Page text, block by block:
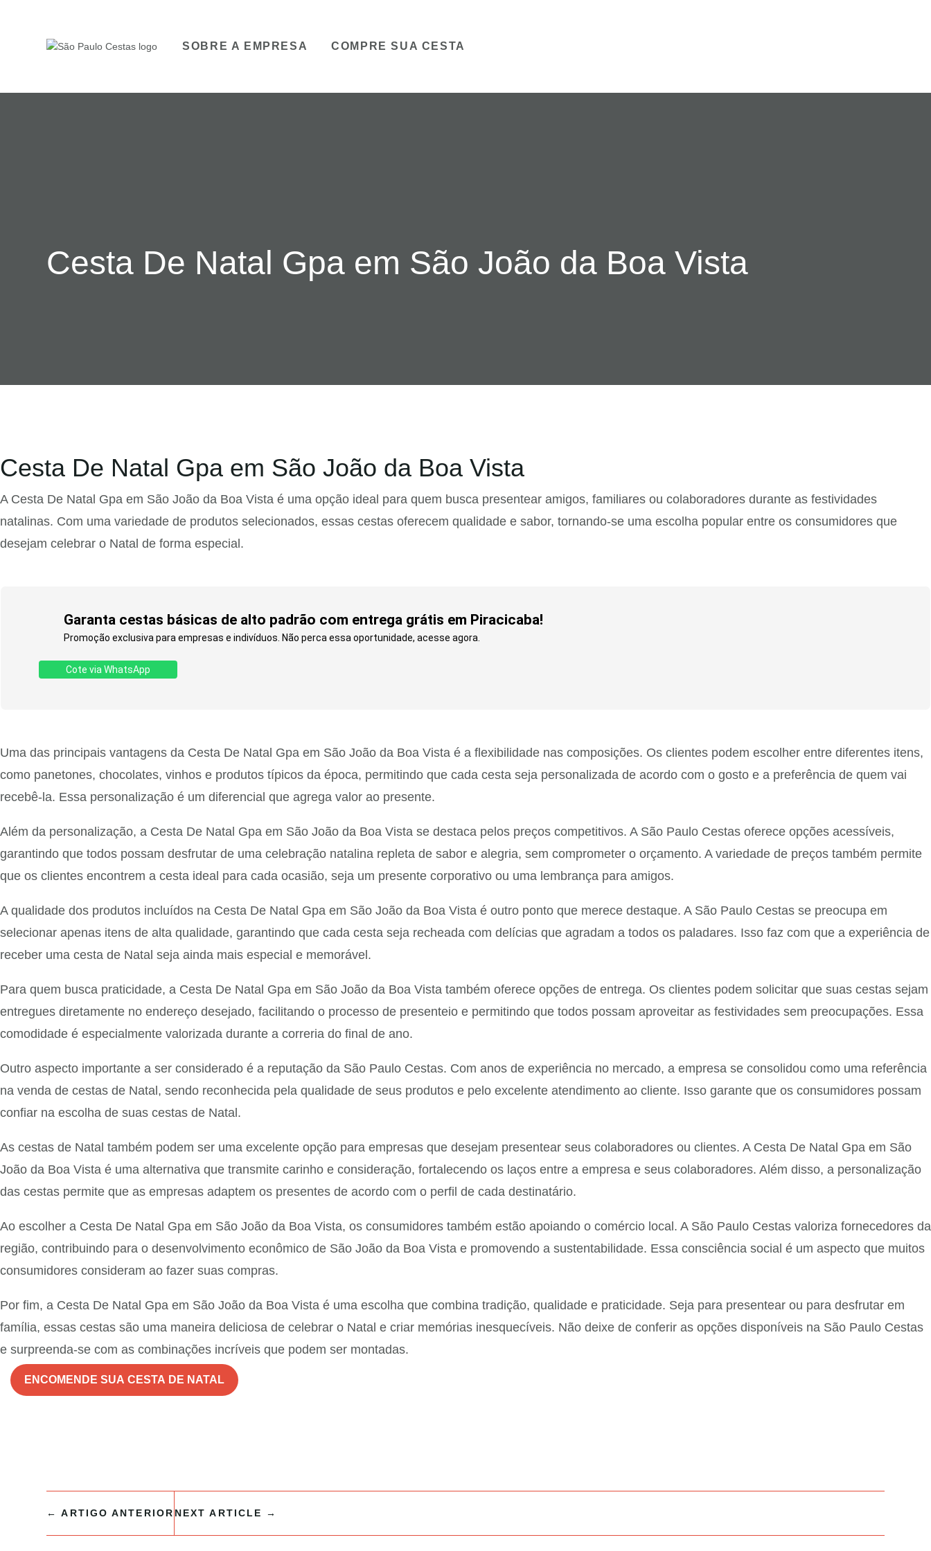
SOBRE A EMPRESA COMPRE SUA CESTA
Cesta De Natal Gpa em São João da Boa Vista
Cesta De Natal Gpa em São João da Boa Vista
A Cesta De Natal Gpa em São João da Boa Vista é uma opção ideal para quem busca presentear amigos, familiares ou colaboradores durante as festividades
natalinas. Com uma variedade de produtos selecionados, essas cestas oferecem qualidade e sabor, tornando-se uma escolha popular entre os consumidores que
desejam celebrar o Natal de forma especial.
Garanta cestas básicas de alto padrão com entrega grátis em Piracicaba!
Promoção exclusiva para empresas e indivíduos. Não perca essa oportunidade, acesse agora.
Cote via WhatsApp
Uma das principais vantagens da Cesta De Natal Gpa em São João da Boa Vista é a flexibilidade nas composições. Os clientes podem escolher entre diferentes itens,
como panetones, chocolates, vinhos e produtos típicos da época, permitindo que cada cesta seja personalizada de acordo com o gosto e a preferência de quem vai
recebê-la. Essa personalização é um diferencial que agrega valor ao presente.
Além da personalização, a Cesta De Natal Gpa em São João da Boa Vista se destaca pelos preços competitivos. A São Paulo Cestas oferece opções acessíveis,
garantindo que todos possam desfrutar de uma celebração natalina repleta de sabor e alegria, sem comprometer o orçamento. A variedade de preços também permite
que os clientes encontrem a cesta ideal para cada ocasião, seja um presente corporativo ou uma lembrança para amigos.
A qualidade dos produtos incluídos na Cesta De Natal Gpa em São João da Boa Vista é outro ponto que merece destaque. A São Paulo Cestas se preocupa em
selecionar apenas itens de alta qualidade, garantindo que cada cesta seja recheada com delícias que agradam a todos os paladares. Isso faz com que a experiência de
receber uma cesta de Natal seja ainda mais especial e memorável.
Para quem busca praticidade, a Cesta De Natal Gpa em São João da Boa Vista também oferece opções de entrega. Os clientes podem solicitar que suas cestas sejam
entregues diretamente no endereço desejado, facilitando o processo de presenteio e permitindo que todos possam aproveitar as festividades sem preocupações. Essa
comodidade é especialmente valorizada durante a correria do final de ano.
Outro aspecto importante a ser considerado é a reputação da São Paulo Cestas. Com anos de experiência no mercado, a empresa se consolidou como uma referência
na venda de cestas de Natal, sendo reconhecida pela qualidade de seus produtos e pelo excelente atendimento ao cliente. Isso garante que os consumidores possam
confiar na escolha de suas cestas de Natal.
As cestas de Natal também podem ser uma excelente opção para empresas que desejam presentear seus colaboradores ou clientes. A Cesta De Natal Gpa em São
João da Boa Vista é uma alternativa que transmite carinho e consideração, fortalecendo os laços entre a empresa e seus colaboradores. Além disso, a personalização
das cestas permite que as empresas adaptem os presentes de acordo com o perfil de cada destinatário.
Ao escolher a Cesta De Natal Gpa em São João da Boa Vista, os consumidores também estão apoiando o comércio local. A São Paulo Cestas valoriza fornecedores da
região, contribuindo para o desenvolvimento econômico de São João da Boa Vista e promovendo a sustentabilidade. Essa consciência social é um aspecto que muitos
consumidores consideram ao fazer suas compras.
Por fim, a Cesta De Natal Gpa em São João da Boa Vista é uma escolha que combina tradição, qualidade e praticidade. Seja para presentear ou para desfrutar em
família, essas cestas são uma maneira deliciosa de celebrar o Natal e criar memórias inesquecíveis. Não deixe de conferir as opções disponíveis na São Paulo Cestas
e surpreenda-se com as combinações incríveis que podem ser montadas.
ENCOMENDE SUA CESTA DE NATAL
←ARTIGO ANTERIOR NEXT ARTICLE →